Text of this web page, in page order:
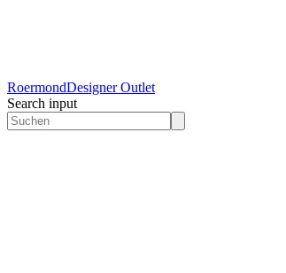
RoermondDesigner Outlet
Search input